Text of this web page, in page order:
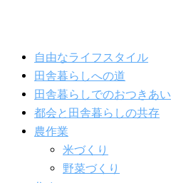
自由なライフスタイル
田舎暮らしへの道
田舎暮らしでのおつきあい
都会と田舎暮らしの共存
農作業
米づくり
野菜づくり